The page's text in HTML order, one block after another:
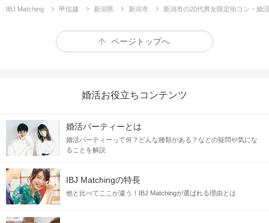
IBJ Matching 甲信越 新潟県 新潟市 新潟市の20代男女限定街コン・婚
ページトップへ
婚活お役立ちコンテンツ
婚活パーティーとは
婚活パーティーって何？どんな種類がある？などの疑問や気にな
ることを解説
IBJ Matchingの特長
他と比べてここが違う！IBJ Matchingが選ばれる理由とは